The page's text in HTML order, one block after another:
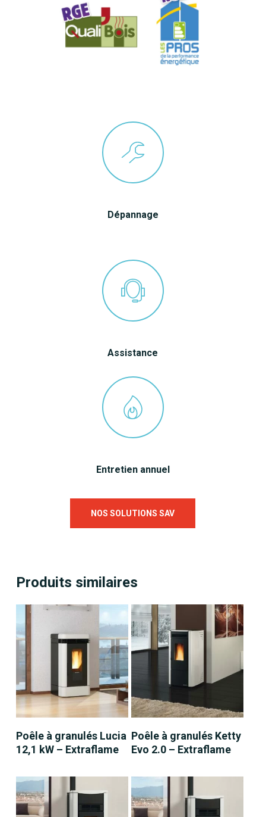
Dépannage
Assistance
Entretien annuel
NOS SOLUTIONS SAV
Produits similaires
LIRE LA SUITE
Poêle à granulés Lucia
12,1 kW – Extraflame
LIRE LA SUITE
Poêle à granulés Ketty
Evo 2.0 – Extraflame